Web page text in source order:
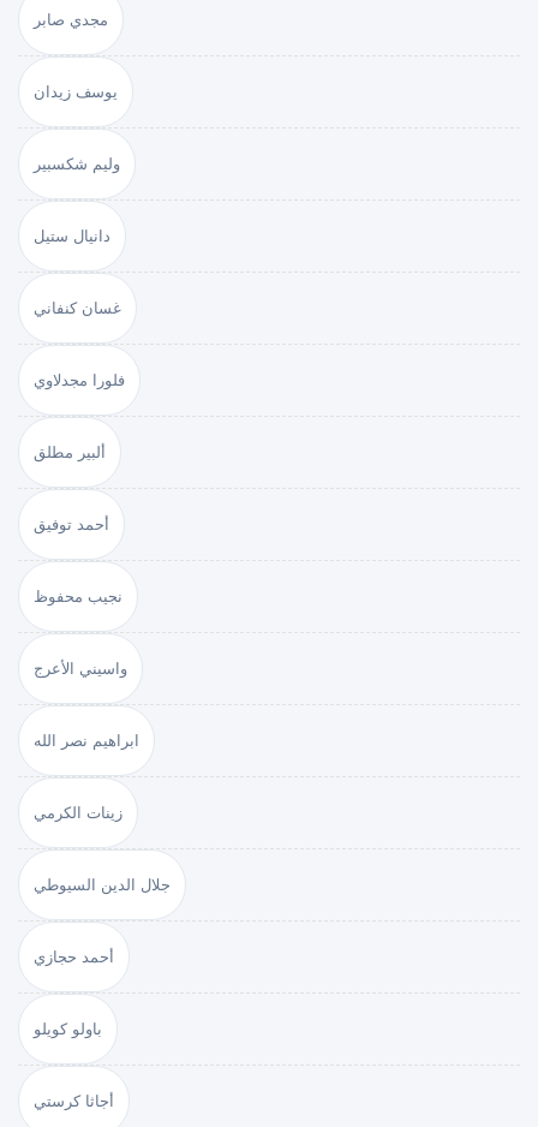
مجدي صابر
يوسف زيدان
وليم شكسبير
دانيال ستيل
غسان كنفاني
فلورا مجدلاوي
ألبير مطلق
أحمد توفيق
نجيب محفوظ
واسيني الأعرج
ابراهيم نصر الله
زينات الكرمي
جلال الدين السيوطي
أحمد حجازي
باولو كويلو
أجاثا كرستي